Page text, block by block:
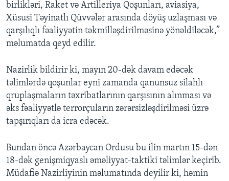
birlikləri, Raket və Artilleriya Qoşunları, aviasiya,
Xüsusi Təyinatlı Qüvvələr arasında döyüş uzlaşması və
qarşılıqlı fəaliyyətin təkmilləşdirilməsinə yönəldiləcək,”
məlumatda qeyd edilir.
Nazirlik bildirir ki, mayın 20-dək davam edəcək
təlimlərdə qoşunlar eyni zamanda qanunsuz silahlı
qruplaşmaların təxribatlarının qarşısının alınması və
əks fəaliyyətlə terrorçuların zərərsizləşdirilməsi üzrə
tapşırıqları da icra edəcək.
Bundan öncə Azərbaycan Ordusu bu ilin martın 15-dən
18-dək genişmiqyaslı əməliyyat-taktiki təlimlər keçirib.
Müdafiə Nazirliyinin məlumatında deyilir ki, həmin